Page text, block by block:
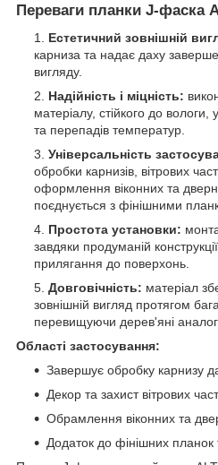
Переваги планки J-фаска
Естетичний зовнішній
карниза та надає даху
вигляду.
Надійність і міцність:
матеріалу, стійкого до вологи,
та перепадів температур.
Універсальність
обробки карнизів, вітрових
оформлення віконних та
поєднується з фінішними
Простота установки:
завдяки продуманій
прилягання до поверхонь.
Довговічність: матеріал
зовнішній вигляд протягом
перевищуючи дерев'яні
Області застосування:
Завершує обробку карнизу
Декор та захист вітрових
Обрамлення віконних та
Додаток до фінішних